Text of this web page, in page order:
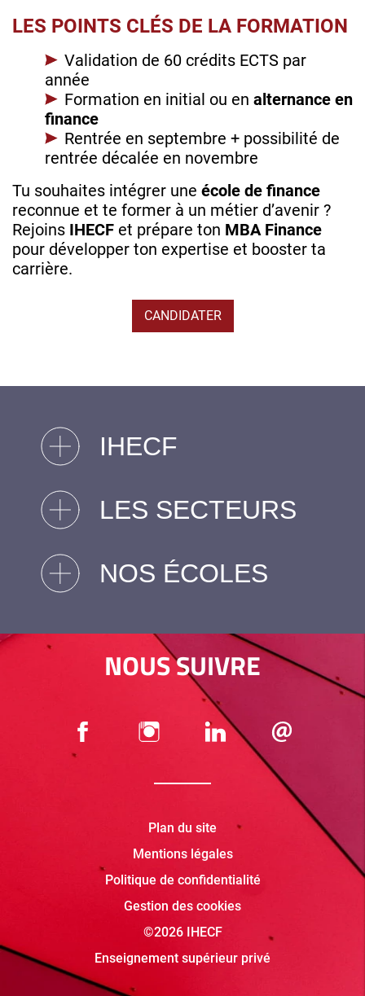
LES POINTS CLÉS DE LA FORMATION
Validation de 60 crédits ECTS par
année
Formation en initial ou en alternance en
finance
Rentrée en septembre + possibilité de
rentrée décalée en novembre
Tu souhaites intégrer une école de finance
reconnue et te former à un métier d’avenir ?
Rejoins IHECF et prépare ton MBA Finance
pour développer ton expertise et booster ta
carrière.
CANDIDATER
IHECF
LES SECTEURS
NOS ÉCOLES
NOUS SUIVRE
Plan du site
Mentions légales
Politique de confidentialité
Gestion des cookies
©2026 IHECF
Enseignement supérieur privé